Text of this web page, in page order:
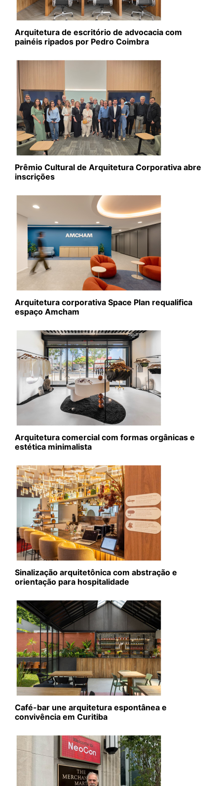
Arquitetura de escritório de advocacia com
painéis ripados por Pedro Coimbra
Prêmio Cultural de Arquitetura Corporativa abre
inscrições
Arquitetura corporativa Space Plan requalifica
espaço Amcham
Arquitetura comercial com formas orgânicas e
estética minimalista
Sinalização arquitetônica com abstração e
orientação para hospitalidade
Café-bar une arquitetura espontânea e
convivência em Curitiba